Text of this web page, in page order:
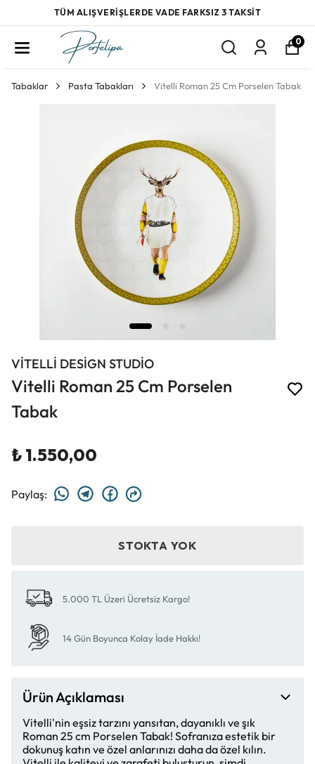
TÜM ALIŞVERİŞLERDE VADE FARKSIZ 3 TAKSİT
0
Tabaklar Pasta Tabakları Vitelli Roman 25 Cm Porselen Tabak
VİTELLİ DESİGN STUDİO
Vitelli Roman 25 Cm Porselen
Tabak
₺ 1.550,00
Paylaş:
STOKTA YOK
5.000 TL Üzeri Ücretsiz Kargo!
14 Gün Boyunca Kolay İade Hakkı!
Ürün Açıklaması
Vitelli'nin eşsiz tarzını yansıtan, dayanıklı ve şık
Roman 25 cm Porselen Tabak! Sofranıza estetik bir
dokunuş katın ve özel anlarınızı daha da özel kılın.